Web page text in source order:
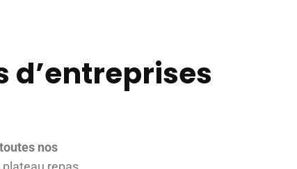
d’entreprises
nos